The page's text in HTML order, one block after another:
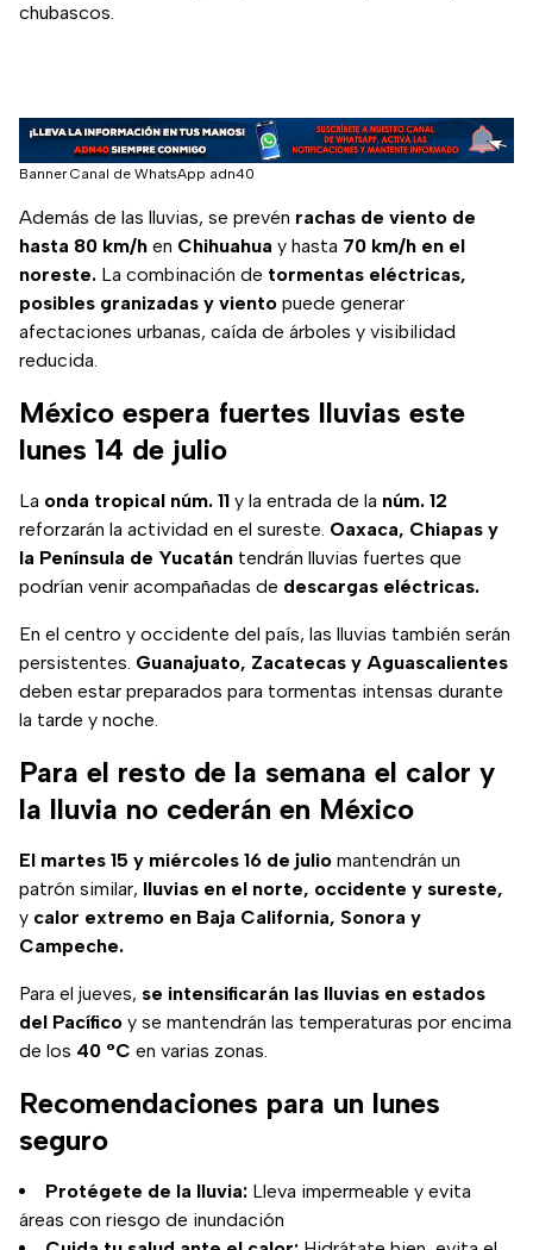
chubascos.
Banner Canal de WhatsApp adn40
Además de las lluvias, se prevén rachas de viento de
hasta 80 km/h en Chihuahua y hasta 70 km/h en el
noreste. La combinación de tormentas eléctricas,
posibles granizadas y viento puede generar
afectaciones urbanas, caída de árboles y visibilidad
reducida.
México espera fuertes lluvias este
lunes 14 de julio
La onda tropical núm. 11 y la entrada de la núm. 12
reforzarán la actividad en el sureste. Oaxaca, Chiapas y
la Península de Yucatán tendrán lluvias fuertes que
podrían venir acompañadas de descargas eléctricas.
En el centro y occidente del país, las lluvias también serán
persistentes. Guanajuato, Zacatecas y Aguascalientes
deben estar preparados para tormentas intensas durante
la tarde y noche.
Para el resto de la semana el calor y
la lluvia no cederán en México
El martes 15 y miércoles 16 de julio mantendrán un
patrón similar, lluvias en el norte, occidente y sureste,
y calor extremo en Baja California, Sonora y
Campeche.
Para el jueves, se intensificarán las lluvias en estados
del Pacífico y se mantendrán las temperaturas por encima
de los 40 °C en varias zonas.
Recomendaciones para un lunes
seguro
Protégete de la lluvia: Lleva impermeable y evita
áreas con riesgo de inundación